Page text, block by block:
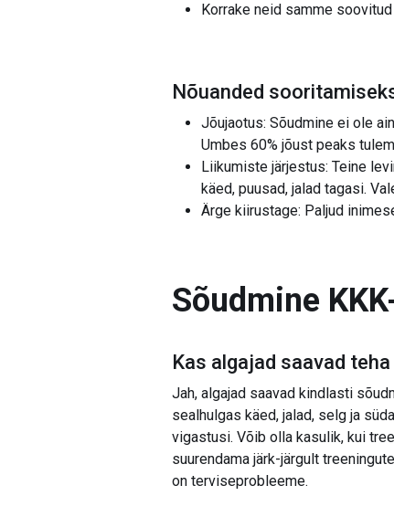
Korrake neid samme
Nõuanded
Jõujaotus: Sõudmine ei ole
Umbes 60% jõust peaks
Liikumiste järjestus: Teine
käed, puusad, jalad tagasi.
Ärge kiirustage: Paljud
Sõudmine
Kas algajad saavad teha
Jah, algajad saavad kindlasti
sealhulgas käed, jalad, selg ja
vigastusi. Võib olla kasulik, kui
suurendama järk-järgult
on terviseprobleeme.